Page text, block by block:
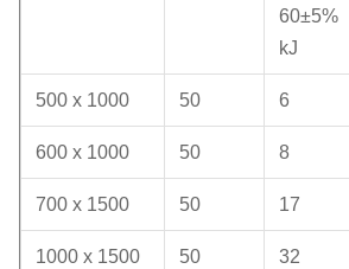
60±5%
kJ
500 x 1000 50 6
600 x 1000 50 8
700 x 1500 50 17
1000 x 1500 50 32